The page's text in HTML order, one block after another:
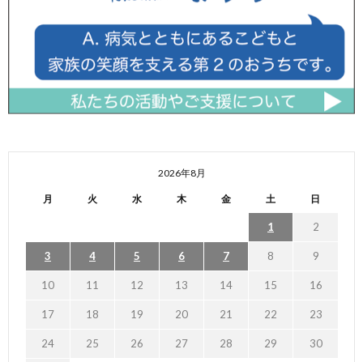
2026年8月
月 火 水 木 金 土 日
1 2
3 4 5 6 7 8 9
10 11 12 13 14 15 16
17 18 19 20 21 22 23
24 25 26 27 28 29 30